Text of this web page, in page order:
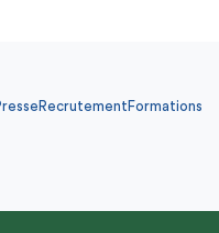
Recrutement Formations